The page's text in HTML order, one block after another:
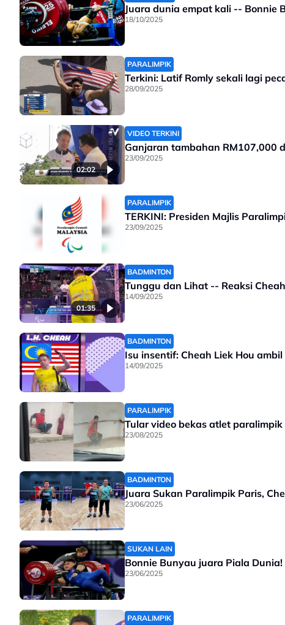
Juara dunia empat kali -- Bonnie
18/10/2025
PARALIMPIK
Terkini: Latif Romly sekali lagi
28/09/2025
02:02
VIDEO TERKINI
Ganjaran tambahan RM107,000
23/09/2025
PARALIMPIK
TERKINI: Presiden Majlis
23/09/2025
01:35
BADMINTON
Tunggu dan Lihat -- Reaksi
14/09/2025
BADMINTON
Isu insentif: Cheah Liek Hou
14/09/2025
PARALIMPIK
Tular video bekas atlet
23/08/2025
BADMINTON
Juara Sukan Paralimpik Paris,
23/06/2025
SUKAN LAIN
Bonnie Bunyau juara Piala
23/06/2025
PARALIMPIK